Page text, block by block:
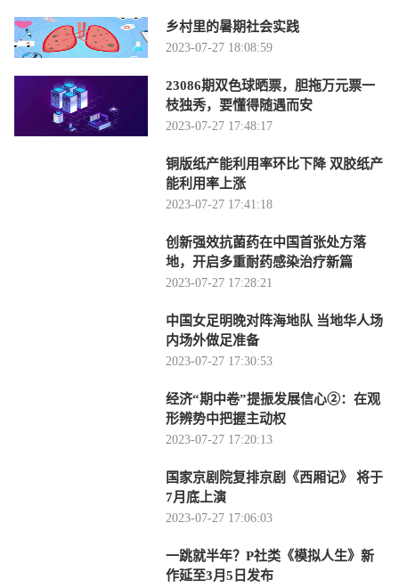
乡村里的暑期社会实践
2023-07-27 18:08:59
23086期双色球晒票，胆拖万元票一
枝独秀，要懂得随遇而安
2023-07-27 17:48:17
铜版纸产能利用率环比下降 双胶纸产
能利用率上涨
2023-07-27 17:41:18
创新强效抗菌药在中国首张处方落
地，开启多重耐药感染治疗新篇
2023-07-27 17:28:21
中国女足明晚对阵海地队 当地华人场
内场外做足准备
2023-07-27 17:30:53
经济“期中卷”提振发展信心②：在观
形辨势中把握主动权
2023-07-27 17:20:13
国家京剧院复排京剧《西厢记》 将于
7月底上演
2023-07-27 17:06:03
一跳就半年？P社类《模拟人生》新
作延至3月5日发布